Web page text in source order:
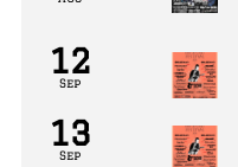
12
Sep
13
Sep